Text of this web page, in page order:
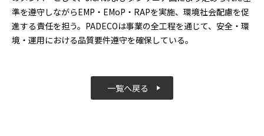
準を遵守しながらEMP・EMoP・RAPを実施、環境社会配慮を促
進する責任を担う。PADECOは事業の全工程を通じて、安全・環
境・運用における品質要件遵守を確保している。
一覧へ戻る